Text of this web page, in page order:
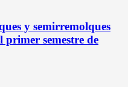
y semirremolques
semestre de